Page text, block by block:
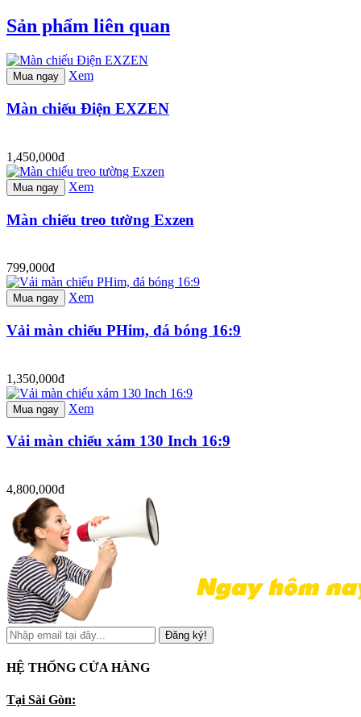
Sản phẩm liên quan
Mua ngay Xem
Màn chiếu Điện EXZEN
1,450,000đ
Mua ngay Xem
Màn chiếu treo tường Exzen
799,000đ
Mua ngay Xem
Vải màn chiếu PHim, đá bóng 16:9
1,350,000đ
Mua ngay Xem
Vải màn chiếu xám 130 Inch 16:9
4,800,000đ
Đăng ký!
HỆ THỐNG CỬA HÀNG
Tại Sài Gòn: